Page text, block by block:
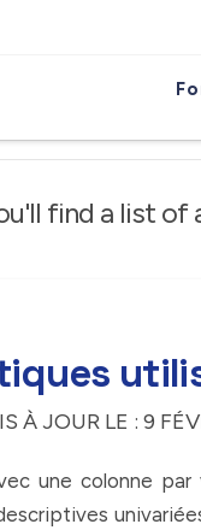
find a list of
À JOUR LE : 9
une colonne